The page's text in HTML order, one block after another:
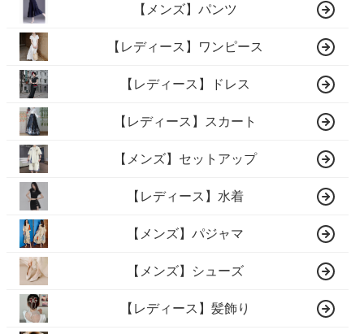
【メンズ】パンツ
【レディース】ワンピース
【レディース】ドレス
【レディース】スカート
【メンズ】セットアップ
【レディース】水着
【メンズ】パジャマ
【メンズ】シューズ
【レディース】髪飾り